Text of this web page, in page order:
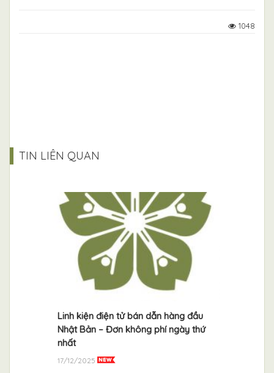
1048
TIN LIÊN QUAN
Linh kiện điện tử bán dẫn hàng đầu
Nhật Bản – Đơn không phí ngày thứ
nhất
17/12/2025